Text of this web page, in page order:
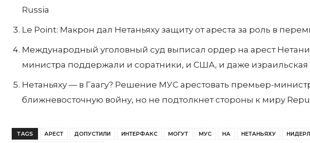
Russia
Le Point: Макрон дал Нетаньяху защиту от ареста за роль в
Международный уголовный суд выписал ордер на арест
министра поддержали и соратники, и США, и даже
Нетаньяху — в Гаагу? Решение МУС арестовать премьер-
ближневосточную войну, но не подтолкнет стороны к миру
TAGS АРЕСТ ДОПУСТИЛИ ИНТЕРФАКС МОГУТ МУС НА НЕТАНЬЯХУ